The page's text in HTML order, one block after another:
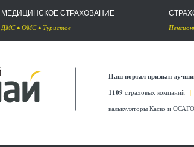
МЕДИЦИНСКОЕ СТРАХОВАНИЕ
ДМС• ОМС• Туристов
Наш портал признан
1109 страховых компаний |
калькуляторы Каско и ОСАГО